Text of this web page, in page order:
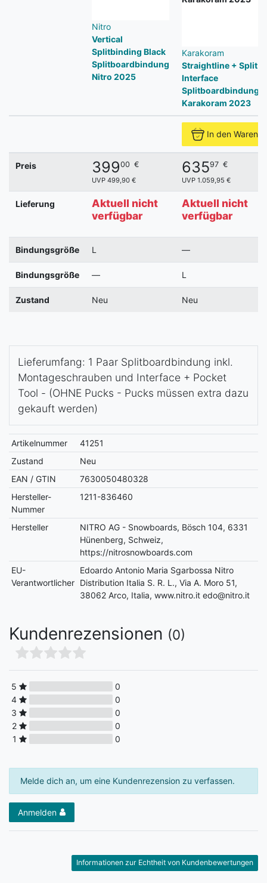
Nitro
Vertical
Splitbinding Black
Splitboardbindung
Nitro 2025
Karakoram
Straightline + Split
Interface
Splitboardbindung
Karakoram 2023
In den
Preis 39900 €
UVP 499,90 €
63597 €
UVP 1.059,95 €
Lieferung
Aktuell nicht
verfügbar
Aktuell nicht
verfügbar
Bindungsgröße L —
Bindungsgröße — L
Zustand Neu Neu
Lieferumfang: 1 Paar Splitboardbindung inkl.
Montageschrauben und Interface + Pocket
Tool - (OHNE Pucks - Pucks müssen extra dazu
gekauft werden)
Artikelnummer
41251
Zustand
Neu
EAN / GTIN
7630050480328
Hersteller-
Nummer
1211-836460
Hersteller
NITRO AG - Snowboards, Bösch 104, 6331
Hünenberg, Schweiz,
https://nitrosnowboards.com
EU-
Verantwortlicher
Edoardo Antonio Maria Sgarbossa Nitro
Distribution Italia S. R. L., Via A. Moro 51,
38062 Arco, Italia, www.nitro.it edo@nitro.it
Kundenrezensionen (0)
5
0
4
0
3
0
2
0
1
0
Melde dich an, um eine Kundenrezension zu verfassen.
Anmelden
Informationen zur Echtheit von Kundenbewertungen